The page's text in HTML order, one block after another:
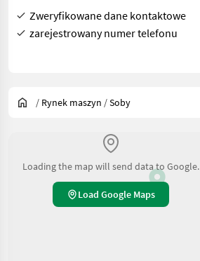
Zweryfikowane dane kontaktowe
zarejestrowany numer telefonu
/ Rynek maszyn /Soby
Loading the map will send data to Google.
Load Google Maps